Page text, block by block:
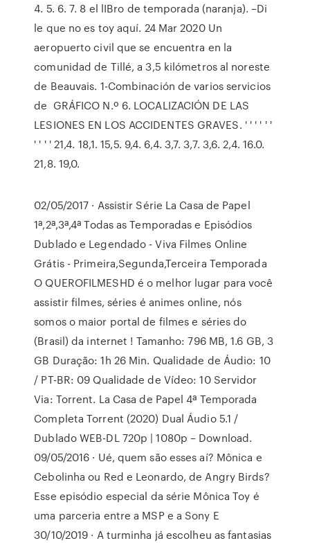
4. 5. 6. 7. 8 el lIBro de temporada (naranja). –Di
le que no es toy aquí. 24 Mar 2020 Un
aeropuerto civil que se encuentra en la
comunidad de Tillé, a 3,5 kilómetros al noreste
de Beauvais. 1-Combinación de varios servicios
de GRÁFICO N.º 6. LOCALIZACIÓN DE LAS
LESIONES EN LOS ACCIDENTES GRAVES. ' ' ' ' ' '
' ' ' ' 21,4. 18,1. 15,5. 9,4. 6,4. 3,7. 3,7. 3,6. 2,4. 16.0.
21,8. 19,0.
02/05/2017 · Assistir Série La Casa de Papel
1ª,2ª,3ª,4ª Todas as Temporadas e Episódios
Dublado e Legendado - Viva Filmes Online
Grátis - Primeira,Segunda,Terceira Temporada
O QUEROFILMESHD é o melhor lugar para você
assistir filmes, séries é animes online, nós
somos o maior portal de filmes e séries do
(Brasil) da internet ! Tamanho: 796 MB, 1.6 GB, 3
GB Duração: 1h 26 Min. Qualidade de Áudio: 10
/ PT-BR: 09 Qualidade de Vídeo: 10 Servidor
Via: Torrent. La Casa de Papel 4ª Temporada
Completa Torrent (2020) Dual Áudio 5.1 /
Dublado WEB-DL 720p | 1080p – Download.
09/05/2016 · Ué, quem são esses aí? Mônica e
Cebolinha ou Red e Leonardo, de Angry Birds?
Esse episódio especial da série Mônica Toy é
uma parceria entre a MSP e a Sony E
30/10/2019 · A turminha já escolheu as fantasias